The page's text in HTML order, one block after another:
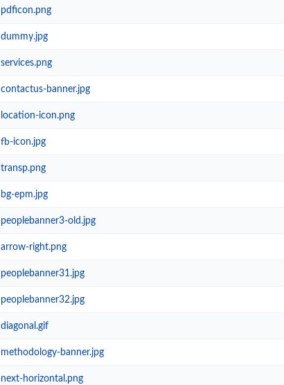
pdficon.png
dummy.jpg
services.png
contactus-banner.jpg
location-icon.png
fb-icon.jpg
transp.png
bg-epm.jpg
peoplebanner3-old.jpg
arrow-right.png
peoplebanner31.jpg
peoplebanner32.jpg
diagonal.gif
methodology-banner.jpg
next-horizontal.png